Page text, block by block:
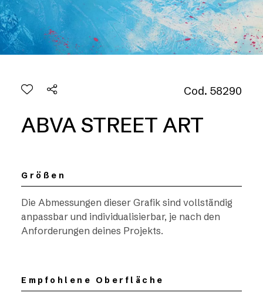
Cod. 58290
ABVA STREET ART
Größen
Die Abmessungen dieser Grafik sind vollständig
anpassbar und individualisierbar, je nach den
Anforderungen deines Projekts.
Empfohlene Oberfläche